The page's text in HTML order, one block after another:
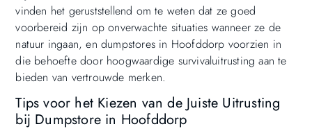
vinden het geruststellend om te weten dat ze goed
voorbereid zijn op onverwachte situaties wanneer ze de
natuur ingaan, en dumpstores in Hoofddorp voorzien in
die behoefte door hoogwaardige survivaluitrusting aan te
bieden van vertrouwde merken.
Tips voor het Kiezen van de Juiste Uitrusting
bij Dumpstore in Hoofddorp